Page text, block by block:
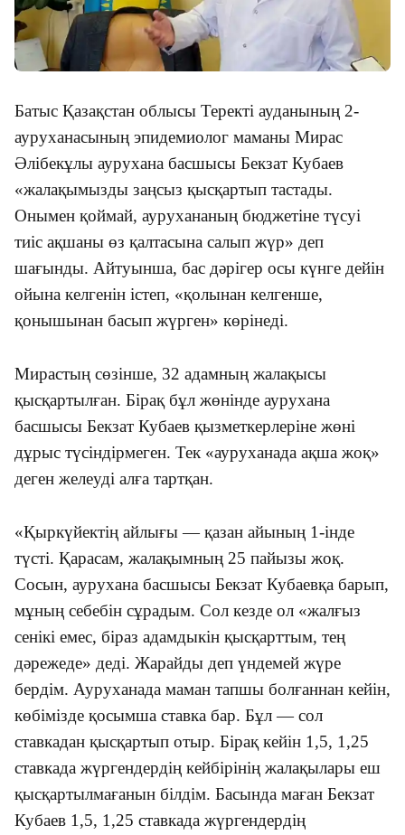
Батыс Қазақстан облысы Теректі ауданының 2-
ауруханасының эпидемиолог маманы Мирас
Әлібекұлы аурухана басшысы Бекзат Кубаев
«жалақымызды заңсыз қысқартып тастады.
Онымен қоймай, аурухананың бюджетіне түсуі
тиіс ақшаны өз қалтасына салып жүр» деп
шағынды. Айтуынша, бас дәрігер осы күнге дейін
ойына келгенін істеп, «қолынан келгенше,
қонышынан басып жүрген» көрінеді.
Мирастың сөзінше, 32 адамның жалақысы
қысқартылған. Бірақ бұл жөнінде аурухана
басшысы Бекзат Кубаев қызметкерлеріне жөні
дұрыс түсіндірмеген. Тек «ауруханада ақша жоқ»
деген желеуді алға тартқан.
«Қыркүйектің айлығы — қазан айының 1-інде
түсті. Қарасам, жалақымның 25 пайызы жоқ.
Сосын, аурухана басшысы Бекзат Кубаевқа барып,
мұның себебін сұрадым. Сол кезде ол «жалғыз
сенікі емес, біраз адамдыкін қысқарттым, тең
дәрежеде» деді. Жарайды деп үндемей жүре
бердім. Ауруханада маман тапшы болғаннан кейін,
көбімізде қосымша ставка бар. Бұл — сол
ставкадан қысқартып отыр. Бірақ кейін 1,5, 1,25
ставкада жүргендердің кейбірінің жалақылары еш
қысқартылмағанын білдім. Басында маған Бекзат
Кубаев 1,5, 1,25 ставкада жүргендердің